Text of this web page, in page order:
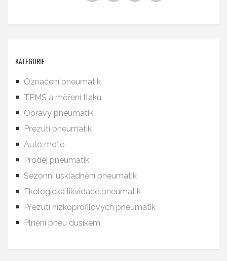
KATEGORIE
Označení pneumatik
TPMS a měření tlaku
Opravy pneumatik
Přezutí pneumatik
Auto moto
Prodej pneumatik
Sezónní uskladnění pneumatik
Ekologická likvidace pneumatik
Přezutí nízkoprofilových pneumatik
Plnění pneu dusíkem